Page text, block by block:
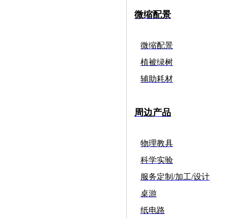
微缩配景
微缩配景
植被绿树
辅助耗材
周边产品
物理教具
科学实验
服务定制/加工/设计
桌游
纸电路